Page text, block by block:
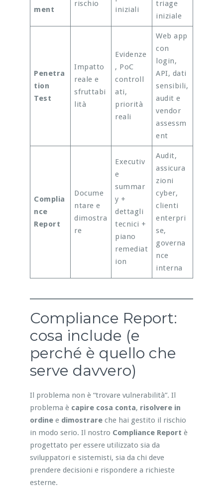
ment
rischio
iniziali
triage
iniziale
Penetra
tion
Test
Impatto
reale e
sfruttabi
lità
Evidenze
, PoC
controll
ati,
priorità
reali
Web app
con
login,
API, dati
sensibili,
audit e
vendor
assessm
ent
Complia
nce
Report
Docume
ntare e
dimostra
re
Executiv
e
summar
y +
dettagli
tecnici +
piano
remediat
ion
Audit,
assicura
zioni
cyber,
clienti
enterpri
se,
governa
nce
interna
Compliance Report:
cosa include (e
perché è quello che
serve davvero)
Il problema non è “trovare vulnerabilità”. Il
problema è capire cosa conta, risolvere in
ordinee dimostrareche hai gestito il rischio
in modo serio. Il nostro Compliance Report è
progettato per essere utilizzato sia da
sviluppatori e sistemisti, sia da chi deve
prendere decisioni e rispondere a richieste
esterne.